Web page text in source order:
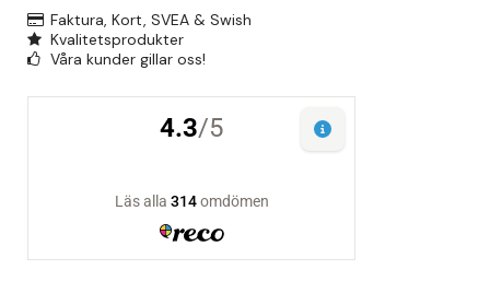
Faktura, Kort, SVEA & Swish
Kvalitetsprodukter
Våra kunder gillar oss!